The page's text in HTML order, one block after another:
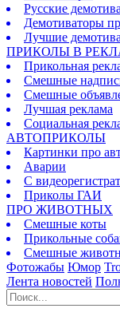
Русские
Демотиваторы
Лучшие
ПРИКОЛЫ В
Прикольная
Смешные
Смешные
Лучшая реклама
Социальная
АВТОПРИКОЛЫ
Картинки про
Аварии
С
Приколы ГАИ
ПРО ЖИВОТНЫХ
Смешные коты
Прикольные
Смешные
Фотожабы Юмор
Лента новостей